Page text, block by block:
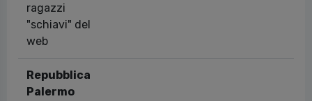
ragazzi
"schiavi" del
web
Repubblica
Palermo